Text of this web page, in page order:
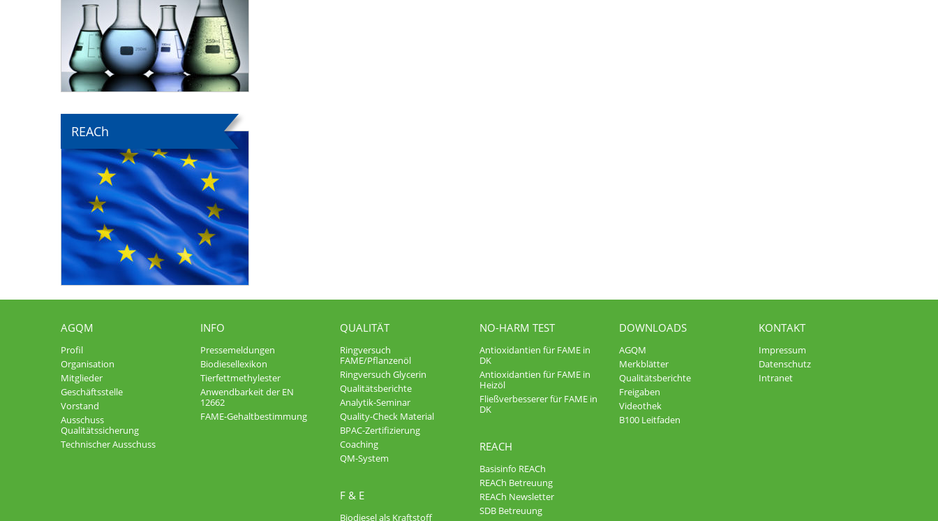
REACh
AGQM
Profil
Organisation
Mitglieder
Geschäftsstelle
Vorstand
Ausschuss
Qualitätssicherung
Technischer Ausschuss
INFO
Pressemeldungen
Biodiesellexikon
Tierfettmethylester
Anwendbarkeit der EN
12662
FAME-Gehaltbestimmung
QUALITÄT
Ringversuch
FAME/Pflanzenöl
Ringversuch Glycerin
Qualitätsberichte
Analytik-Seminar
Quality-Check Material
BPAC-Zertifizierung
Coaching
QM-System
F & E
Biodiesel als Kraftstoff
NO-HARM TEST
Antioxidantien für FAME in
DK
Antioxidantien für FAME in
Heizöl
Fließverbesserer für FAME in
DK
REACH
Basisinfo REACh
REACh Betreuung
REACh Newsletter
SDB Betreuung
DOWNLOADS
AGQM
Merkblätter
Qualitätsberichte
Freigaben
Videothek
B100 Leitfaden
KONTAKT
Impressum
Datenschutz
Intranet